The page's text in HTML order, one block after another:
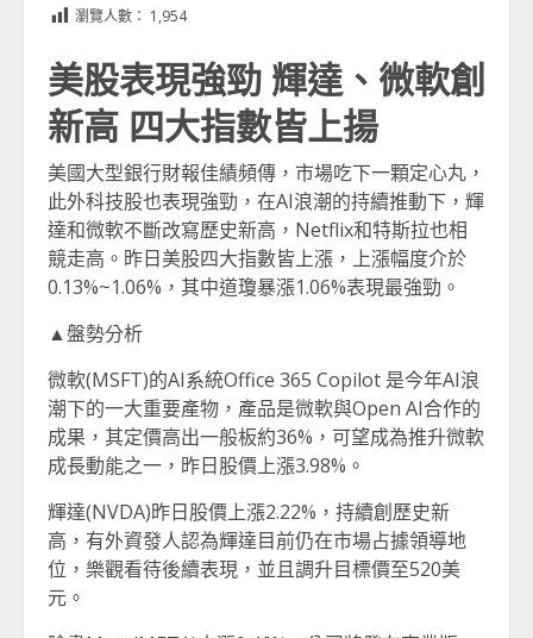
瀏覽人數： 1,954
美股表現強勁 輝達、微軟創
新高 四大指數皆上揚
美國大型銀行財報佳績頻傳，市場吃下一顆定心丸，
此外科技股也表現強勁，在AI浪潮的持續推動下，輝
達和微軟不斷改寫歷史新高，Netflix和特斯拉也相
競走高。昨日美股四大指數皆上漲，上漲幅度介於
0.13%~1.06%，其中道瓊暴漲1.06%表現最強勁。
▲盤勢分析
微軟(MSFT)的AI系統Office 365 Copilot 是今年AI浪
潮下的一大重要產物，產品是微軟與Open AI合作的
成果，其定價高出一般板約36%，可望成為推升微軟
成長動能之一，昨日股價上漲3.98%。
輝達(NVDA)昨日股價上漲2.22%，持續創歷史新
高，有外資發人認為輝達目前仍在市場占據領導地
位，樂觀看待後續表現，並且調升目標價至520美
元。